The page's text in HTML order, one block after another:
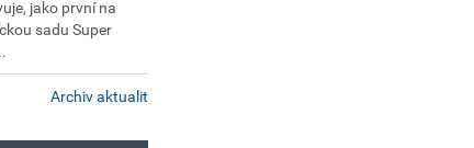
jako první na
sadu Super
Archiv aktualit